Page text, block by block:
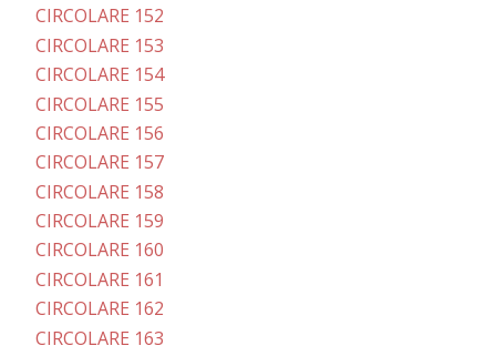
CIRCOLARE 152
CIRCOLARE 153
CIRCOLARE 154
CIRCOLARE 155
CIRCOLARE 156
CIRCOLARE 157
CIRCOLARE 158
CIRCOLARE 159
CIRCOLARE 160
CIRCOLARE 161
CIRCOLARE 162
CIRCOLARE 163